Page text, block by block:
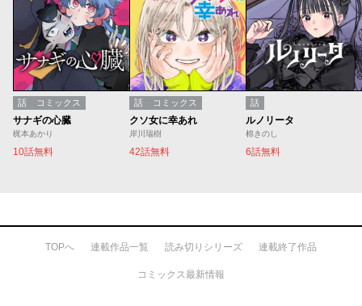
話 コミックス
サナギの心臓
梶本あかり
10話無料
話 コミックス
クソ女に幸あれ
岸川瑞樹
42話無料
話
ルノリータ
棉きのし
6話無料
TOPへ 連載作品一覧 読み切りシリーズ 連載終了作品
コミックス最新情報